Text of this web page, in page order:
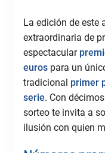
La edición de este
extraordinaria de
espectacular
eurospara un
tradicional primer
serie. Con
sorteo te invita a
ilusión con quien